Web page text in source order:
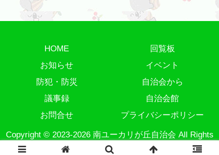
HOME
回覧板
お知らせ
イベント
防犯・防災
自治会から
議事録
自治会館
お問合せ
プライバシーポリシー
Copyright © 2023-2026 南ユーカリが丘自治会 All Rights
Reserved.